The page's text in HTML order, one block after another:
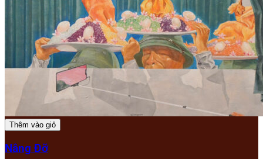
Thêm vào giỏ
Nâng Đỡ